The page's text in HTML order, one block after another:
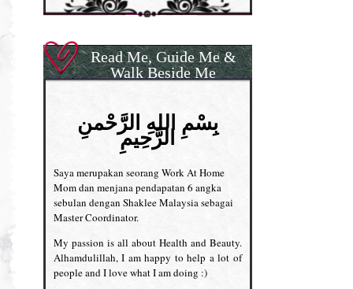
Read Me, Guide Me &
Walk Beside Me
بِسْمِ اللهِ الرَّحْمنِ
الرَّحِيمِ
Saya merupakan seorang Work At Home
Mom dan menjana pendapatan 6 angka
sebulan dengan Shaklee Malaysia sebagai
Master Coordinator.
My passion is all about Health and Beauty.
Alhamdulillah, I am happy to help a lot of
people and I love what I am doing :)